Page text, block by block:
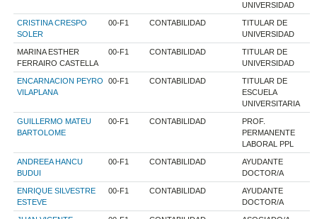
UNIVERSIDAD
CRISTINA CRESPO
SOLER
00-F1 CONTABILIDAD
TITULAR DE
UNIVERSIDAD
MARINA ESTHER
FERRAIRO CASTELLA
00-F1 CONTABILIDAD
TITULAR DE
UNIVERSIDAD
ENCARNACION PEYRO
VILAPLANA
00-F1 CONTABILIDAD
TITULAR DE
ESCUELA
UNIVERSITARIA
GUILLERMO MATEU
BARTOLOME
00-F1 CONTABILIDAD
PROF.
PERMANENTE
LABORAL PPL
ANDREEA HANCU
BUDUI
00-F1 CONTABILIDAD
AYUDANTE
DOCTOR/A
ENRIQUE SILVESTRE
ESTEVE
00-F1 CONTABILIDAD
AYUDANTE
DOCTOR/A